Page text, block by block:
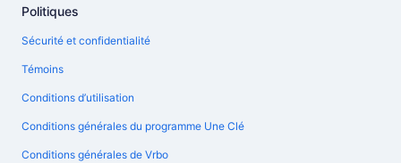
Politiques
Sécurité et confidentialité
Témoins
Conditions d’utilisation
Conditions générales du programme Une Clé
Conditions générales de Vrbo